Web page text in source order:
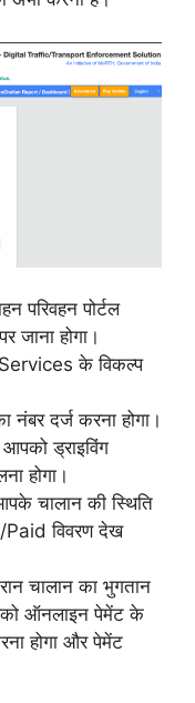
परिवहन पोर्टल
जाना होगा।
के विकल्प
दर्ज करना होगा।
ड्राइविंग
होगा।
चालान की स्थिति
विवरण देख
चालान का भुगतान
ऑनलाइन पेमेंट के
होगा और पेमेंट